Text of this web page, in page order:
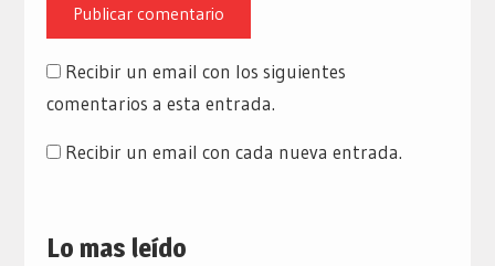
Recibir un email con los siguientes
comentarios a esta entrada.
Recibir un email con cada nueva entrada.
Lo mas leído